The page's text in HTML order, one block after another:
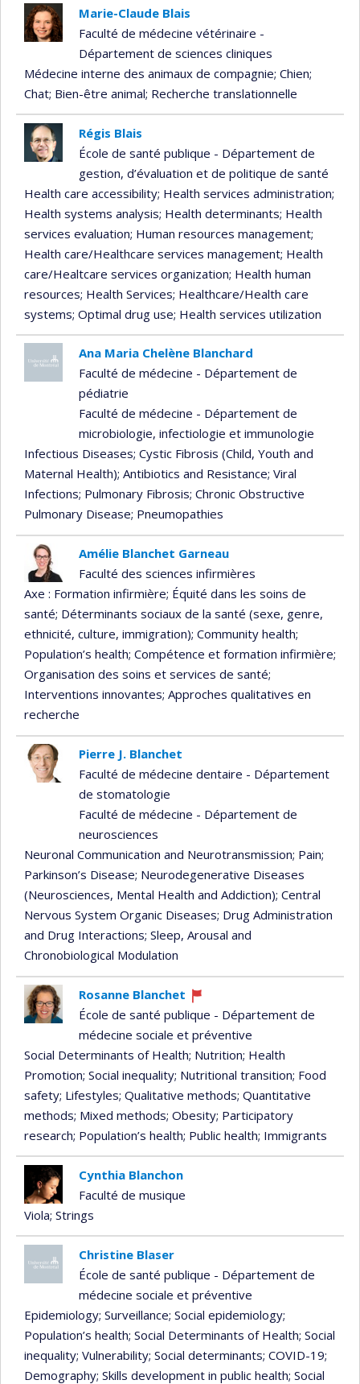
Marie-Claude Blais
Faculté de médecine vétérinaire -
Département de sciences cliniques
Médecine interne des animaux de compagnie; Chien;
Chat; Bien-être animal; Recherche translationnelle
Régis Blais
École de santé publique - Département de
gestion, d’évaluation et de politique de santé
Health care accessibility; Health services administration;
Health systems analysis; Health determinants; Health
services evaluation; Human resources management;
Health care/Healthcare services management; Health
care/Healtcare services organization; Health human
resources; Health Services; Healthcare/Health care
systems; Optimal drug use; Health services utilization
Ana Maria Chelène Blanchard
Faculté de médecine - Département de
pédiatrie
Faculté de médecine - Département de
microbiologie, infectiologie et immunologie
Infectious Diseases; Cystic Fibrosis (Child, Youth and
Maternal Health); Antibiotics and Resistance; Viral
Infections; Pulmonary Fibrosis; Chronic Obstructive
Pulmonary Disease; Pneumopathies
Amélie Blanchet Garneau
Faculté des sciences infirmières
Axe : Formation infirmière; Équité dans les soins de
santé; Déterminants sociaux de la santé (sexe, genre,
ethnicité, culture, immigration); Community health;
Population’s health; Compétence et formation infirmière;
Organisation des soins et services de santé;
Interventions innovantes; Approches qualitatives en
recherche
Pierre J. Blanchet
Faculté de médecine dentaire - Département
de stomatologie
Faculté de médecine - Département de
neurosciences
Neuronal Communication and Neurotransmission; Pain;
Parkinson’s Disease; Neurodegenerative Diseases
(Neurosciences, Mental Health and Addiction); Central
Nervous System Organic Diseases; Drug Administration
and Drug Interactions; Sleep, Arousal and
Chronobiological Modulation
Rosanne Blanchet
Currently
recruiting
École de santé publique - Département de
médecine sociale et préventive
Social Determinants of Health; Nutrition; Health
Promotion; Social inequality; Nutritional transition; Food
safety; Lifestyles; Qualitative methods; Quantitative
methods; Mixed methods; Obesity; Participatory
research; Population’s health; Public health; Immigrants
Cynthia Blanchon
Faculté de musique
Viola; Strings
Christine Blaser
École de santé publique - Département de
médecine sociale et préventive
Epidemiology; Surveillance; Social epidemiology;
Population’s health; Social Determinants of Health; Social
inequality; Vulnerability; Social determinants; COVID-19;
Demography; Skills development in public health; Social